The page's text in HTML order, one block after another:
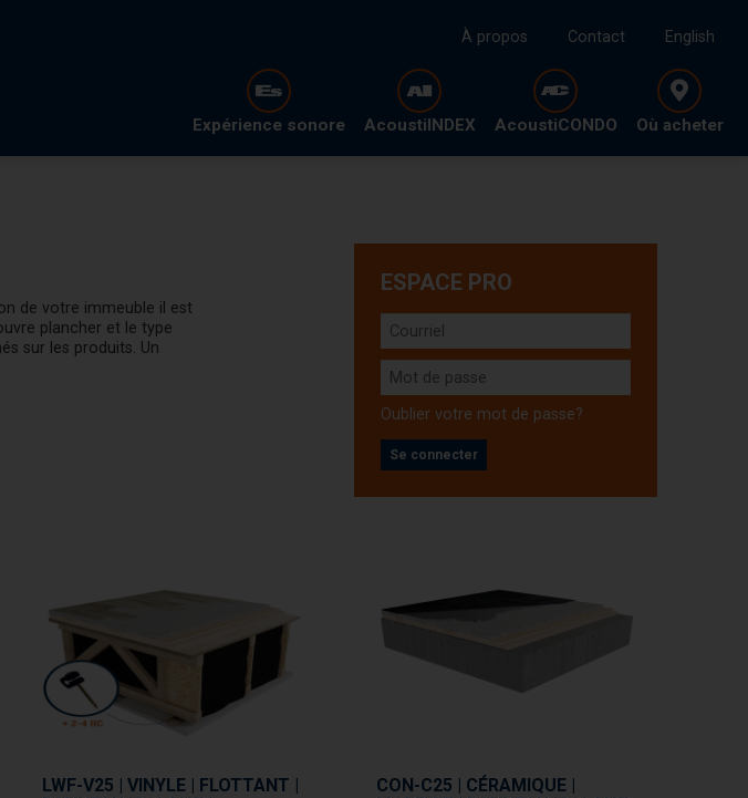
À propos Contact English
Expérience sonore AcoustiINDEX AcoustiCONDO Où acheter
de votre immeuble il est
plancher et le type
sur les produits. Un
ESPACE PRO
Oublier votre mot de passe?
Se connecter
LWF-V25 | VINYLE | FLOTTANT |
CON-C25 | CÉRAMIQUE |